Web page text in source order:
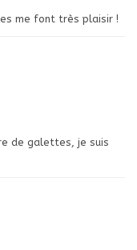
me font très plaisir !
de galettes, je suis